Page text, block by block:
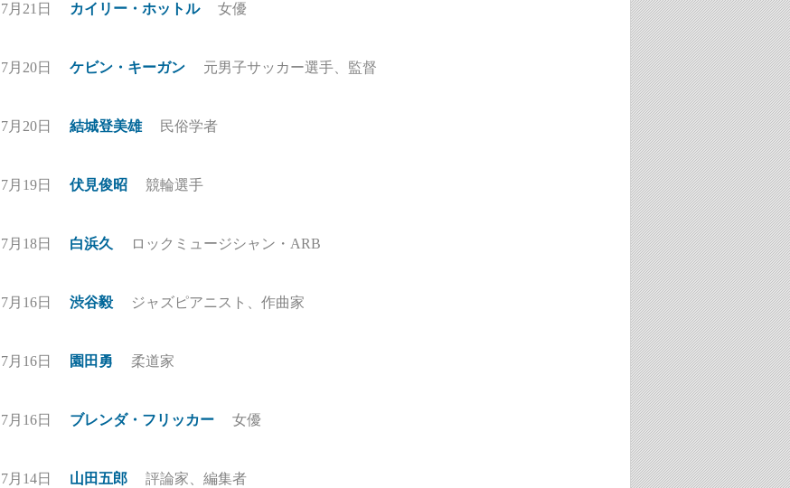
7月21日 カイリー・ホットル 女優
7月20日 ケビン・キーガン 元男子サッカー選手、監督
7月20日 結城登美雄 民俗学者
7月19日 伏見俊昭 競輪選手
7月18日 白浜久 ロックミュージシャン・ARB
7月16日 渋谷毅 ジャズピアニスト、作曲家
7月16日 園田勇 柔道家
7月16日 ブレンダ・フリッカー 女優
7月14日 山田五郎 評論家、編集者